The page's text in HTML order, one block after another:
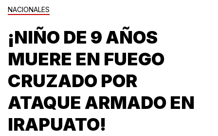
NACIONALES
¡NIÑO DE 9 AÑOS
MUERE EN FUEGO
CRUZADO POR
ATAQUE ARMADO EN
IRAPUATO!